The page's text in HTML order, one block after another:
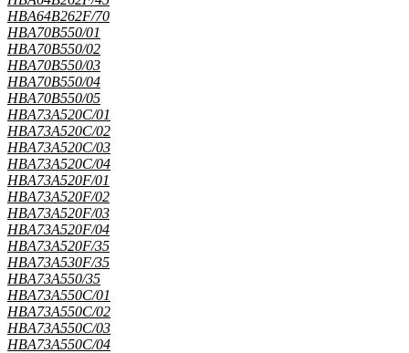
HBA64B262F/70
HBA70B550/01
HBA70B550/02
HBA70B550/03
HBA70B550/04
HBA70B550/05
HBA73A520C/01
HBA73A520C/02
HBA73A520C/03
HBA73A520C/04
HBA73A520F/01
HBA73A520F/02
HBA73A520F/03
HBA73A520F/04
HBA73A520F/35
HBA73A530F/35
HBA73A550/35
HBA73A550C/01
HBA73A550C/02
HBA73A550C/03
HBA73A550C/04